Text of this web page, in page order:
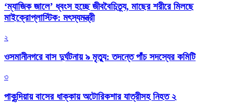
‘ম্যাজিক জালে’ ধ্বংস হচ্ছে জীববৈচিত্র্য, মাছের শরীরে মিলছে
মাইক্রোপ্লাস্টিক: মৎস্যমন্ত্রী
২
ওসমানীনগরে বাস দুর্ঘটনায় ৯ মৃত্যু: তদন্তে পাঁচ সদস্যের কমিটি
৩
পাকুন্দিয়ায় বাসের ধাক্কায় অটোরিকশার যাত্রীসহ নিহত ২